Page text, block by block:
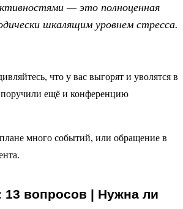
— это полноценная
шкалящим уровнем стресса.
что у вас выгорят и уволятся в
ещё и конференцию
много событий, или обращение в